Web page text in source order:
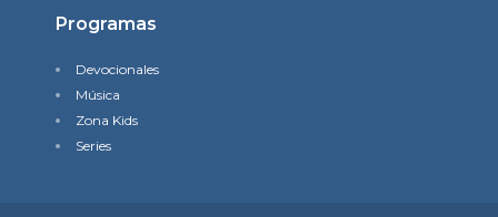
Programas
Devocionales
Música
Zona Kids
Series